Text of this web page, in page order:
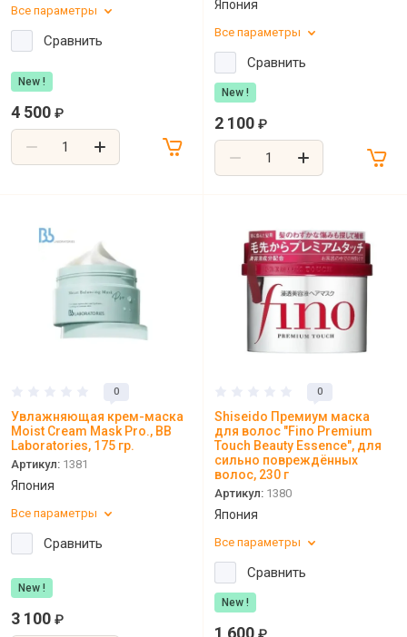
Все параметры
Сравнить
New !
4 500 ₽
Япония
Все параметры
Сравнить
New !
2 100 ₽
0
Увлажняющая крем-маска
Moist Cream Mask Pro., BB
Laboratories, 175 гр.
Артикул: 1381
Япония
Все параметры
Сравнить
New !
3 100 ₽
0
Shiseido Премиум маска
для волос "Fino Premium
Touch Beauty Essence", для
сильно повреждённых
волос, 230 г
Артикул: 1380
Япония
Все параметры
Сравнить
New !
1 600